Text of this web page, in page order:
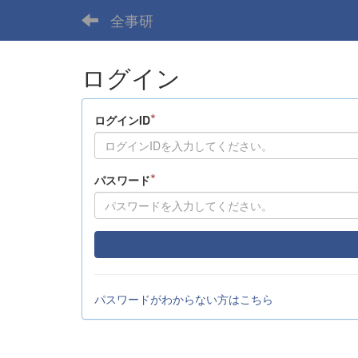
全事研
ログイン
ログインID*
パスワード*
パスワードがわからない方はこちら